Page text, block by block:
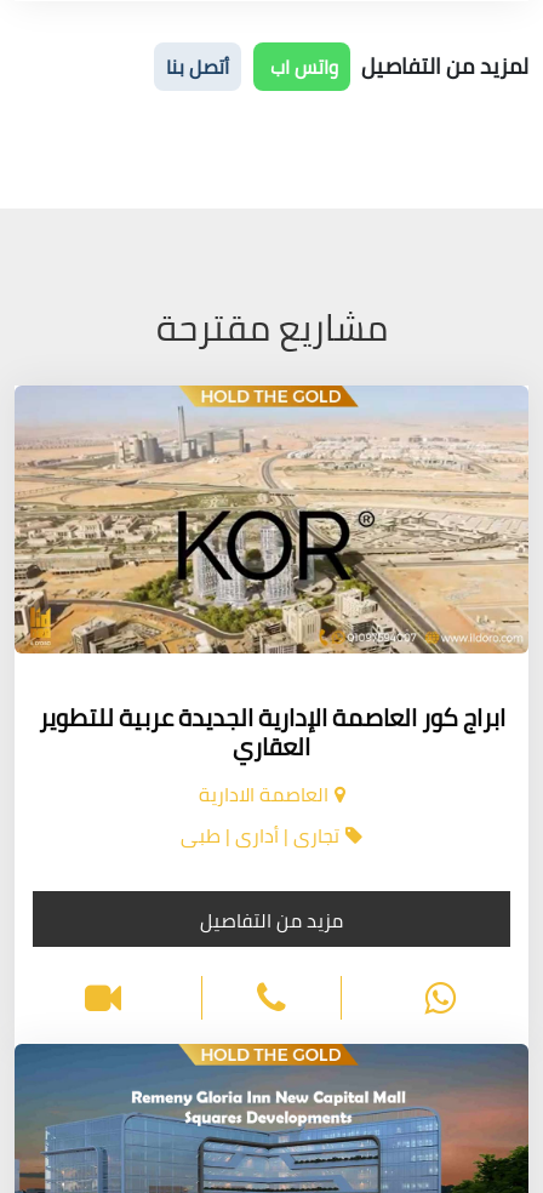
لمزيد من التفاصيل واتس اب أتصل بنا
مشاريع مقترحة
ابراج كور العاصمة الإدارية الجديدة عربية للتطوير
العقاري
العاصمة الادارية
تجارى | أدارى | طبى
مزيد من التفاصيل